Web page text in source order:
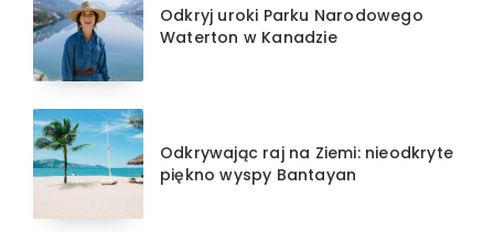
Odkryj uroki Parku Narodowego
Waterton w Kanadzie
Odkrywając raj na Ziemi: nieodkryte
piękno wyspy Bantayan